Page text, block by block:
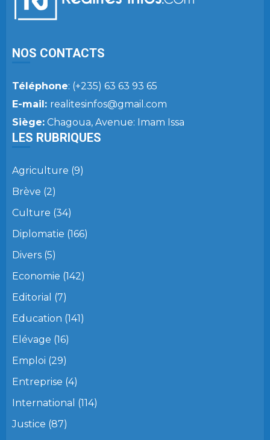
NOS CONTACTS
Téléphone: (+235) 63 63 93 65
E-mail: realitesinfos@gmail.com
Siège: Chagoua, Avenue: Imam Issa
LES RUBRIQUES
Agriculture (9)
Brève (2)
Culture (34)
Diplomatie (166)
Divers (5)
Economie (142)
Editorial (7)
Education (141)
Elévage (16)
Emploi (29)
Entreprise (4)
International (114)
Justice (87)